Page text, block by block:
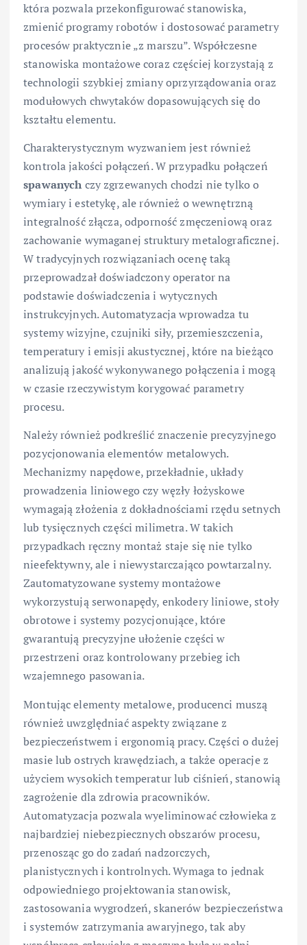
która pozwala przekonfigurować stanowiska,
zmienić programy robotów i dostosować parametry
procesów praktycznie „z marszu”. Współczesne
stanowiska montażowe coraz częściej korzystają z
technologii szybkiej zmiany oprzyrządowania oraz
modułowych chwytaków dopasowujących się do
kształtu elementu.
Charakterystycznym wyzwaniem jest również
kontrola jakości połączeń. W przypadku połączeń
spawanych czy zgrzewanych chodzi nie tylko o
wymiary i estetykę, ale również o wewnętrzną
integralność złącza, odporność zmęczeniową oraz
zachowanie wymaganej struktury metalograficznej.
W tradycyjnych rozwiązaniach ocenę taką
przeprowadzał doświadczony operator na
podstawie doświadczenia i wytycznych
instrukcyjnych. Automatyzacja wprowadza tu
systemy wizyjne, czujniki siły, przemieszczenia,
temperatury i emisji akustycznej, które na bieżąco
analizują jakość wykonywanego połączenia i mogą
w czasie rzeczywistym korygować parametry
procesu.
Należy również podkreślić znaczenie precyzyjnego
pozycjonowania elementów metalowych.
Mechanizmy napędowe, przekładnie, układy
prowadzenia liniowego czy węzły łożyskowe
wymagają złożenia z dokładnościami rzędu setnych
lub tysięcznych części milimetra. W takich
przypadkach ręczny montaż staje się nie tylko
nieefektywny, ale i niewystarczająco powtarzalny.
Zautomatyzowane systemy montażowe
wykorzystują serwonapędy, enkodery liniowe, stoły
obrotowe i systemy pozycjonujące, które
gwarantują precyzyjne ułożenie części w
przestrzeni oraz kontrolowany przebieg ich
wzajemnego pasowania.
Montując elementy metalowe, producenci muszą
również uwzględniać aspekty związane z
bezpieczeństwem i ergonomią pracy. Części o dużej
masie lub ostrych krawędziach, a także operacje z
użyciem wysokich temperatur lub ciśnień, stanowią
zagrożenie dla zdrowia pracowników.
Automatyzacja pozwala wyeliminować człowieka z
najbardziej niebezpiecznych obszarów procesu,
przenosząc go do zadań nadzorczych,
planistycznych i kontrolnych. Wymaga to jednak
odpowiedniego projektowania stanowisk,
zastosowania wygrodzeń, skanerów bezpieczeństwa
i systemów zatrzymania awaryjnego, tak aby